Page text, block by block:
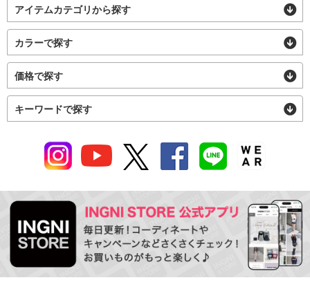
アイテムカテゴリから探す
カラーで探す
価格で探す
キーワードで探す